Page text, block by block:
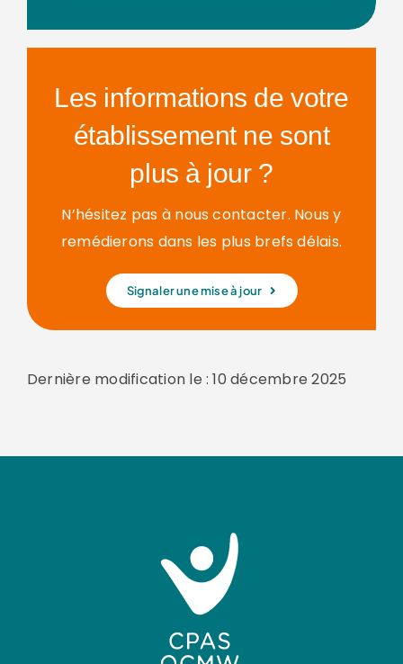
Les informations de votre
établissement ne sont
plus à jour ?
N’hésitez pas à nous contacter. Nous y
remédierons dans les plus brefs délais.
Signaler une mise à jour
Dernière modification le : 10 décembre 2025